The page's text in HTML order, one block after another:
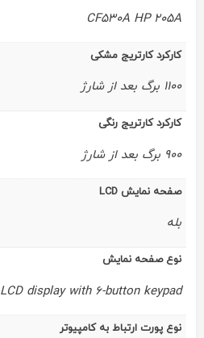
CF530A HP 205A
کارکرد کارتریج مشکی
1100 برگ بعد از شارژ
کارکرد کارتریج رنگی
900 برگ بعد از شارژ
صفحه نمایش LCD
بله
نوع صفحه نمایش
LCD display with 6-button keypad
نوع پورت ارتباط به کامپیوتر